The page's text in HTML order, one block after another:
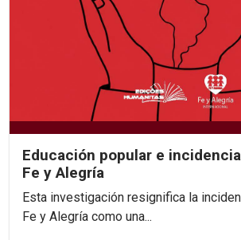
Educación popular e
Fe y Alegría
Esta investigación resignifica la
Fe y Alegría como una...